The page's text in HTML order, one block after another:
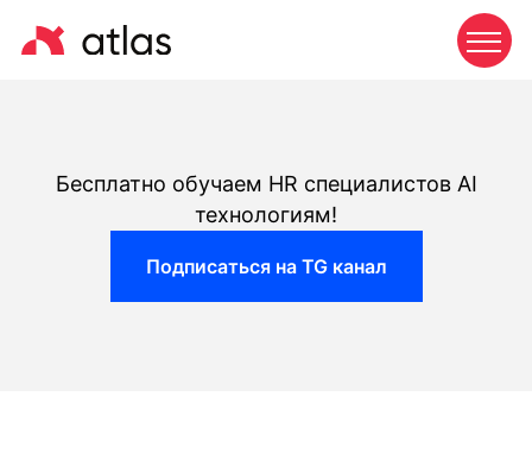
Бесплатно обучаем HR специалистов AI
технологиям!
Подписаться на TG канал